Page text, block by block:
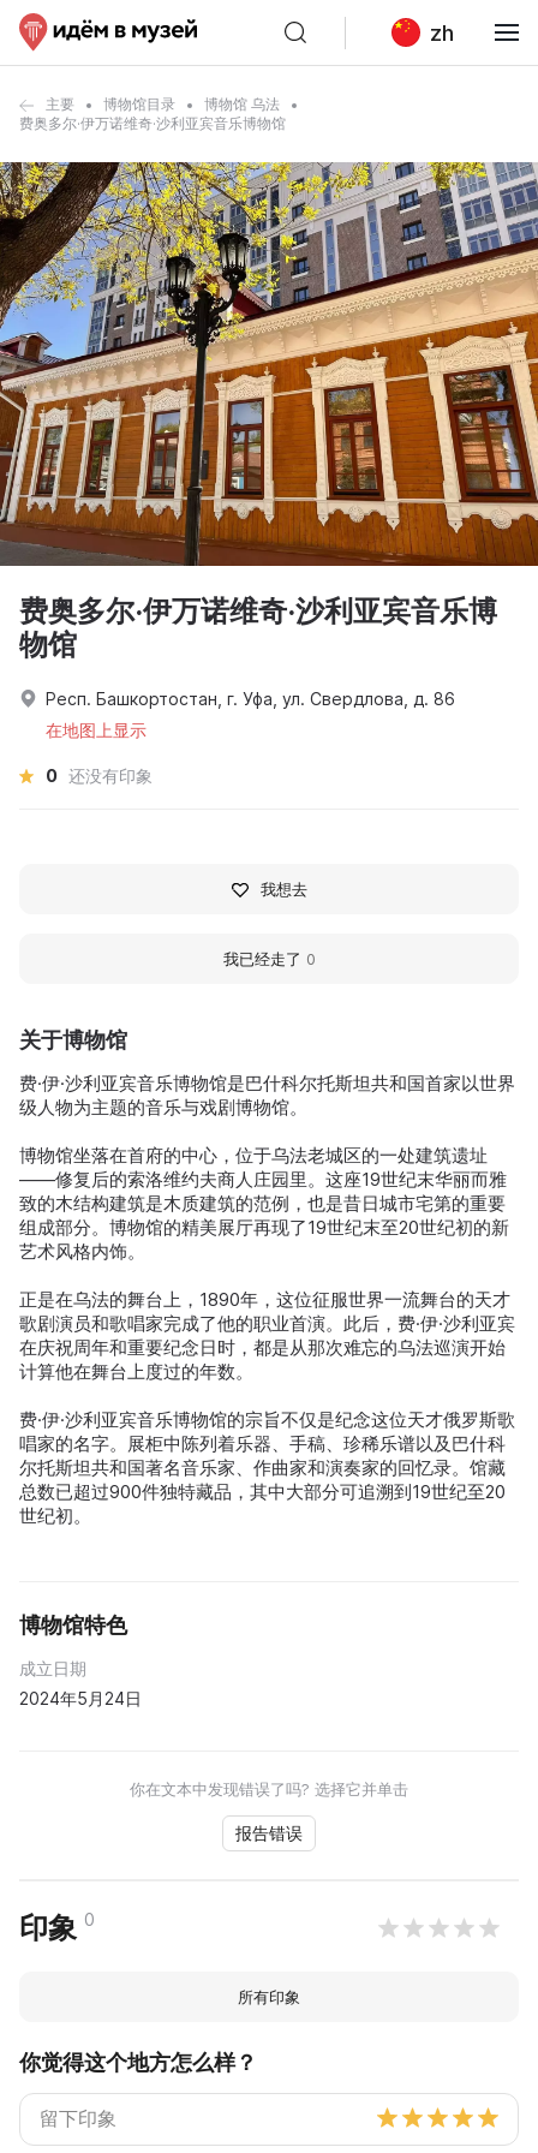
zh
主要 博物馆目录
博物馆 乌法
费奥多尔·伊万诺维奇·沙利亚宾音乐博物馆
关于博物馆
费·伊·沙利亚宾音乐博物馆是巴什科尔托斯坦共和国首家以世界
级人物为主题的音乐与戏剧博物馆。
博物馆坐落在首府的中心，位于乌法老城区的一处建筑遗址
——修复后的索洛维约夫商人庄园里。这座19世纪末华丽而雅
致的木结构建筑是木质建筑的范例，也是昔日城市宅第的重要
组成部分。博物馆的精美展厅再现了19世纪末至20世纪初的新
艺术风格内饰。
正是在乌法的舞台上，1890年，这位征服世界一流舞台的天才
歌剧演员和歌唱家完成了他的职业首演。此后，费·伊·沙利亚宾
在庆祝周年和重要纪念日时，都是从那次难忘的乌法巡演开始
计算他在舞台上度过的年数。
费·伊·沙利亚宾音乐博物馆的宗旨不仅是纪念这位天才俄罗斯歌
唱家的名字。展柜中陈列着乐器、手稿、珍稀乐谱以及巴什科
尔托斯坦共和国著名音乐家、作曲家和演奏家的回忆录。馆藏
总数已超过900件独特藏品，其中大部分可追溯到19世纪至20
世纪初。
博物馆特色
成立日期
2024年5月24日
你在文本中发现错误了吗? 选择它并单击
报告错误
印象 0
所有印象
你觉得这个地方怎么样？
费奥多尔·伊万诺维奇·沙利亚宾音乐博
物馆
Респ. Башкортостан, г. Уфа, ул. Свердлова, д. 86
在地图上显示
0 还没有印象
我想去
我已经走了 0